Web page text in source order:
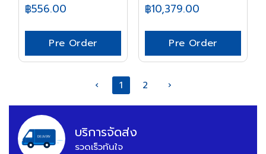
฿556.00
Pre Order
฿10,379.00
Pre Order
‹ 1 2 ›
บริการจัดส่ง
รวดเร็วทันใจ